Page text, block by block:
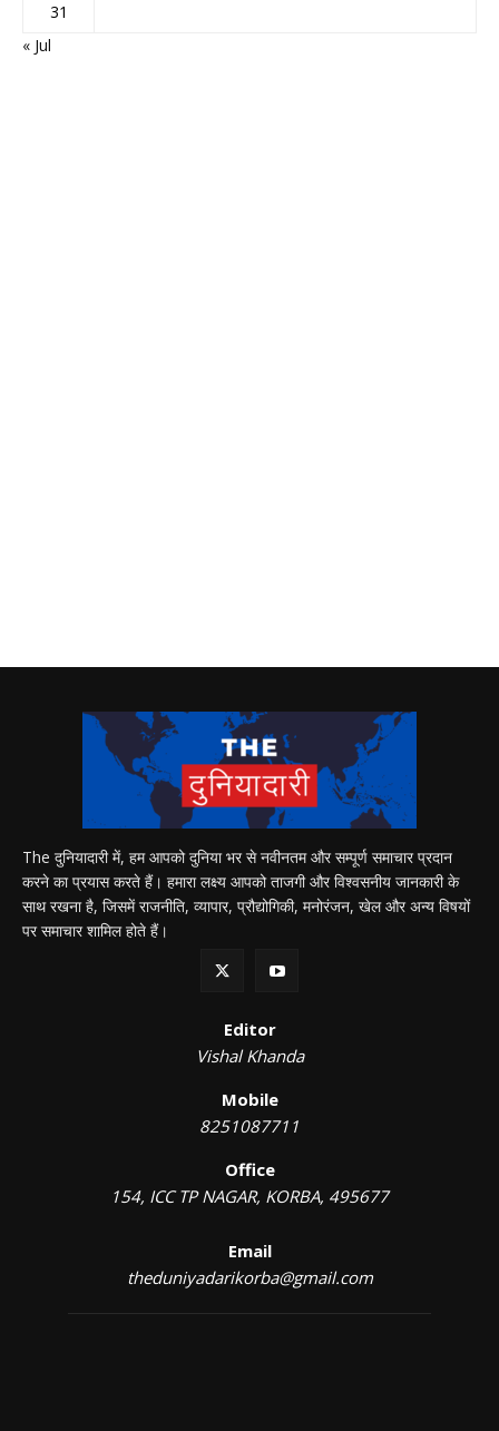
31
« Jul
The दुनियादारी में, हम आपको दुनिया भर से नवीनतम और सम्पूर्ण समाचार प्रदान
करने का प्रयास करते हैं। हमारा लक्ष्य आपको ताजगी और विश्वसनीय जानकारी के
साथ रखना है, जिसमें राजनीति, व्यापार, प्रौद्योगिकी, मनोरंजन, खेल और अन्य विषयों
पर समाचार शामिल होते हैं।
Editor
Vishal Khanda
Mobile
8251087711
Office
154, ICC TP NAGAR, KORBA, 495677
Email
theduniyadarikorba@gmail.com